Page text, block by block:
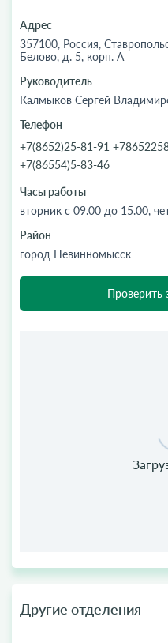
Адрес
357100, Россия,
Белово, д. 5, корп. А
Руководитель
Калмыков Сергей
Телефон
+7(8652)25-81-91
+7(86554)5-83-46
Часы работы
вторник с 09.00 до 15.00,
Район
город Невинномысск
Проверить
Другие отделения